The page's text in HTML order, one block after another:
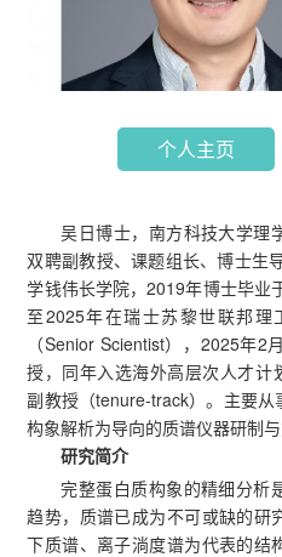
个人主页
吴日博士，南方科技大学理
双聘副教授、课题组长、博士生
学钱伟长学院，2019年博士毕业
至2025年在瑞士苏黎世联邦
（Senior Scientist），2025年
授，同年入选海外高层次人才
副教授（tenure-track）。主要
构象解析为导向的质谱仪器研制与
研究简介
完整蛋白质构象的精细分析
趋势，质谱已成为不可或缺的研
下质谱、离子淌度谱为代表的结